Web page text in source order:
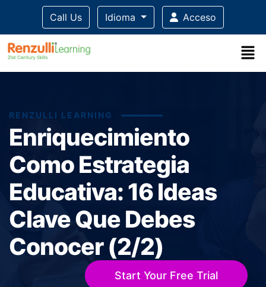
Call Us Idioma Acceso
RENZULLI LEARNING
Enriquecimiento
Como Estrategia
Educativa: 16 Ideas
Clave Que Debes
Conocer (2/2)
Start Your Free Trial